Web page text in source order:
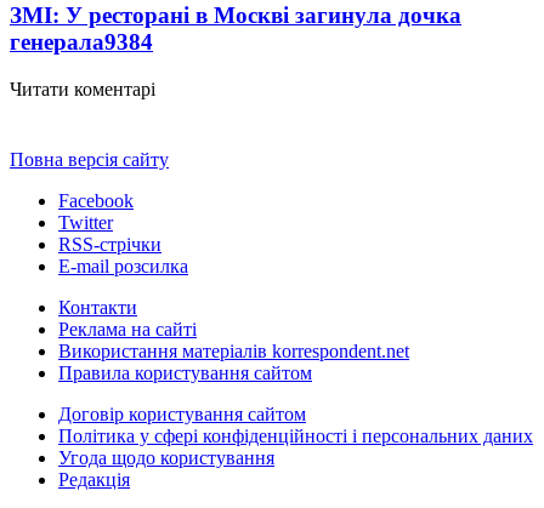
ЗМІ: У ресторані в Москві загинула дочка
генерала9384
Читати коментарі
Повна версія сайту
Facebook
Twitter
RSS-стрічки
E-mail розсилка
Контакти
Реклама на сайті
Використання матеріалів korrespondent.net
Правила користування сайтом
Договір користування сайтом
Політика у сфері конфіденційності і персональних даних
Угода щодо користування
Редакція